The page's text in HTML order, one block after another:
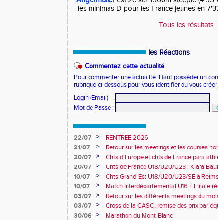
les minimas D pour les France jeunes en
Tous les résultats
les Réactions
Commentez cette actualité
Pour commenter une actualité il faut posséder un
rubrique ci-dessous pour vous identifier ou vous
Login (Email)
:
Mot de Passe :
22/07 >
RENTREE 2026
21/07
>
Retour sur les meetings et les courses
20/07
>
Chts d'Europe et chts de France para
champion d'Europe et multiples
20/07 >
Chts de France U18/U20/U23 : Klara
10e
10/07 >
Chts Grand-Est U18/U20/U23/SE à
10/07
>
Match interdépartemental U16 + Finale
Obernai
03/07 >
Retour sur les différents meetings du
03/07
>
Cross de la CASC, remise des prix par
collèges
30/06 >
Marathon du Mont-Blanc